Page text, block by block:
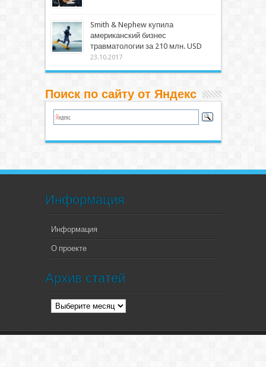
Smith & Nephew купила
американский бизнес
травматологии за 210 млн. USD
23.10.2017
Поиск по сайту от Яндекс
Информация
Информация
О проекте
Архив статей
Архив
статей